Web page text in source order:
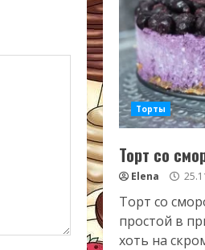
Торты
Торт со
Elena
Торт со
простой в
хоть на